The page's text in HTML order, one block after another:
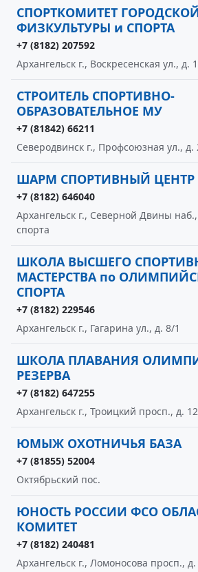
СПОРТКОМИТЕТ
ФИЗКУЛЬТУРЫ и СПОРТА
+7 (8182) 207592
Архангельск г., Воскресенская ул., д.
СТРОИТЕЛЬ СПОРТИВНО-
ОБРАЗОВАТЕЛЬНОЕ МУ
+7 (81842) 66211
Северодвинск г., Профсоюзная ул., д.
ШАРМ СПОРТИВНЫЙ ЦЕНТР
+7 (8182) 646040
Архангельск г., Северной Двины
спорта
ШКОЛА ВЫСШЕГО
МАСТЕРСТВА по
СПОРТА
+7 (8182) 229546
Архангельск г., Гагарина ул., д. 8/1
ШКОЛА ПЛАВАНИЯ
РЕЗЕРВА
+7 (8182) 647255
Архангельск г., Троицкий просп., д.
ЮМЫЖ ОХОТНИЧЬЯ БАЗА
+7 (81855) 52004
Октябрьский пос.
ЮНОСТЬ РОССИИ ФСО
КОМИТЕТ
+7 (8182) 240481
Архангельск г., Ломоносова просп., д.